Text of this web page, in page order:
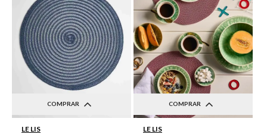
COMPRAR
LE LIS
COMPRAR
LE LIS